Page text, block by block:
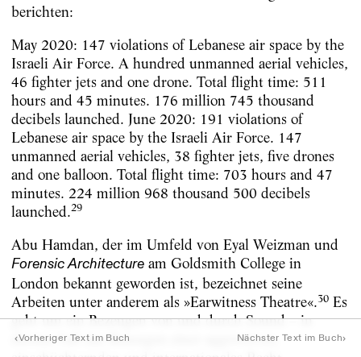
berichten:
May 2020: 147 violations of Lebanese air space by the
Israeli Air Force. A hundred unmanned aerial vehicles,
46 fighter jets and one drone. Total flight time: 511
hours and 45 minutes. 176 million 745 thousand
decibels launched. June 2020: 191 violations of
Lebanese air space by the Israeli Air Force. 147
unmanned aerial vehicles, 38 fighter jets, five drones
and one balloon. Total flight time: 703 hours and 47
minutes. 224 million 968 thousand 500 decibels
launched.29
Abu Hamdan, der im Umfeld von Eyal Weizman und
Forensic Architectuream Goldsmith College in
London bekannt geworden ist, bezeichnet seine
Arbeiten unter anderem als »Earwitness Theatre«.30Es
geht um ein Bezeugen von und durch Sound – in
diesem Fall das Bezeugen einer aggressiven,
‹Vorheriger Text im Buch Nächster Text im Buch›